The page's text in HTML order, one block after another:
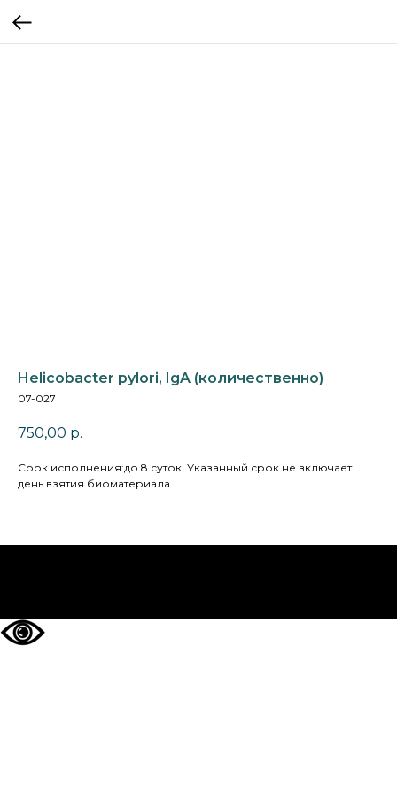
Helicobacter pylori, IgA (количественно)
07-027
750,00 р.
Cрок исполнения:до 8 суток. Указанный срок не включает
день взятия биоматериала